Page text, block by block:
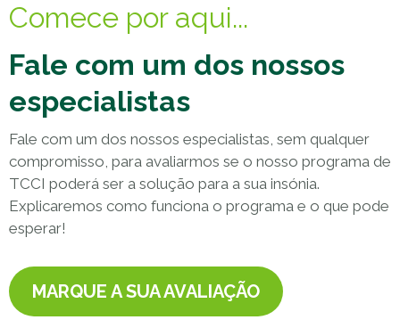
Comece por aqui...
Fale com um dos nossos
especialistas
Fale com um dos nossos especialistas, sem qualquer
compromisso, para avaliarmos se o nosso programa de
TCCI poderá ser a solução para a sua insónia.
Explicaremos como funciona o programa e o que pode
esperar!
MARQUE A SUA AVALIAÇÃO